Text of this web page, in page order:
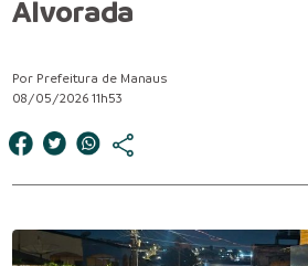
Alvorada
Por Prefeitura de Manaus
08/05/2026 11h53